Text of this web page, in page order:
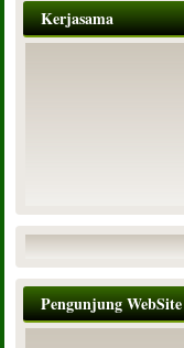
Kerjasama
Pengunjung WebSite